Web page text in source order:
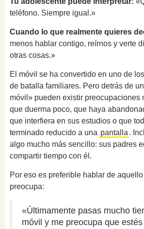
teléfono. Siempre igual.»
Cuando lo que realmente quieres
menos hablar contigo, reírnos y verte
otras cosas.»
El móvil se ha convertido en uno de
de batalla familiares. Pero detrás de
móvil» pueden existir preocupaciones
que duerma poco, que haya
que interfiera en sus estudios o que
terminado reducido a una pantalla .
algo mucho más sencillo: sus padres
compartir tiempo con él.
Por eso es preferible hablar de
preocupa:
«Últimamente pasas mucho
móvil y me preocupa que